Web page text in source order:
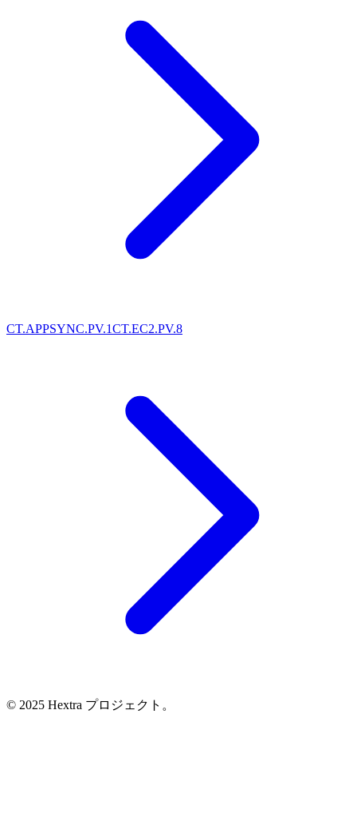
CT.APPSYNC.PV.1CT.EC2.PV.8
© 2025 Hextra プロジェクト。